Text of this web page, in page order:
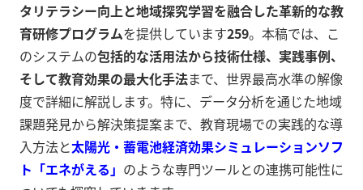
タリテラシー向上と地域探究学習を融合した革新的な教
育研修プログラムを提供しています259。本稿では、こ
のシステムの包括的な活用法から技術仕様、実践事例、
そして教育効果の最大化手法まで、世界最高水準の解像
度で詳細に解説します。特に、データ分析を通じた地域
課題発見から解決策提案まで、教育現場での実践的な導
入方法と太陽光・蓄電池経済効果シミュレーションソフ
ト「エネがえる」 のような専門ツールとの連携可能性に